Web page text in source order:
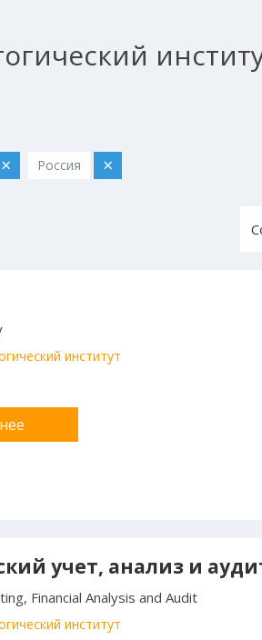
× Россия ×
институт
учет, анализ и
Financial Analysis and Audit
институт